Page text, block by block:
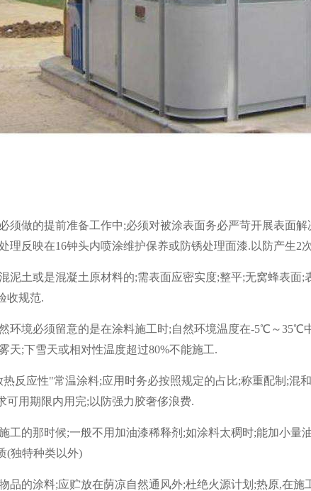
须做的提前准备工作中;必须对被涂表面务必严苛开展表面
理反映在16钟头内喷涂维护保养或防锈处理面漆.以防产生2
土或是混凝土原材料的;需表面应密实度;整平;无窝蜂表面;
收规范.
环境必须留意的是在涂料施工时;自然环境温度在-5℃～
天;下雪天或相对性温度超过80%不能施工.
应性"常温涂料;应用时务必按照规定的占比;称重配制;混
可用期限内用完;以防强力胶奢侈浪费.
的那时候;一般不用加油漆稀释剂;如涂料太稠时;能加小量
(独特种类以外)
的涂料;应贮放在荫凉自然通风外;杜绝火源计划;热原,在施